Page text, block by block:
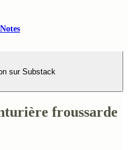
sur Substack
froussarde